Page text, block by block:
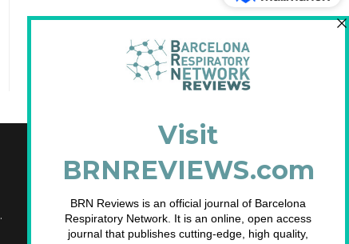
Sindicació de les entrades
Sindicació dels comentaris
WordPress.org (en anglès)